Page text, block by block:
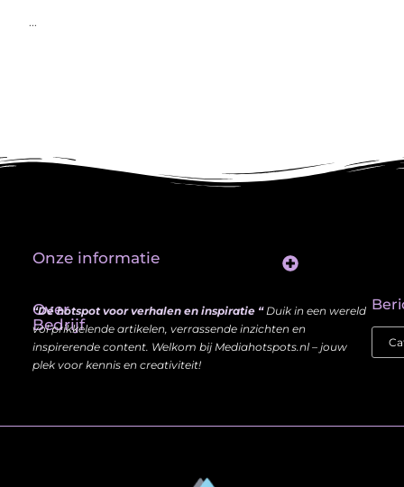
...
Over
Bedrijf
“Dé hotspot voor verhalen en inspiratie “Duik in een wereld
vol prikkelende artikelen, verrassende inzichten en
inspirerende content. Welkom bij Mediahotspots.nl – jouw
plek voor kennis en creativiteit!
Onze informatie